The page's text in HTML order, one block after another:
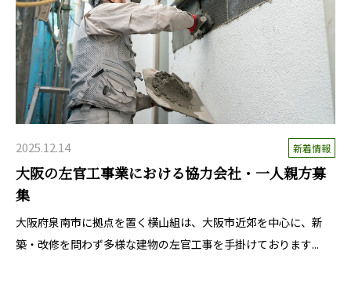
2025.12.14 新着情報
大阪の左官工事業における協力会社・一人親方募
集
大阪府泉南市に拠点を置く横山組は、大阪市近郊を中心に、新
築・改修を問わず多様な建物の左官工事を手掛けております...